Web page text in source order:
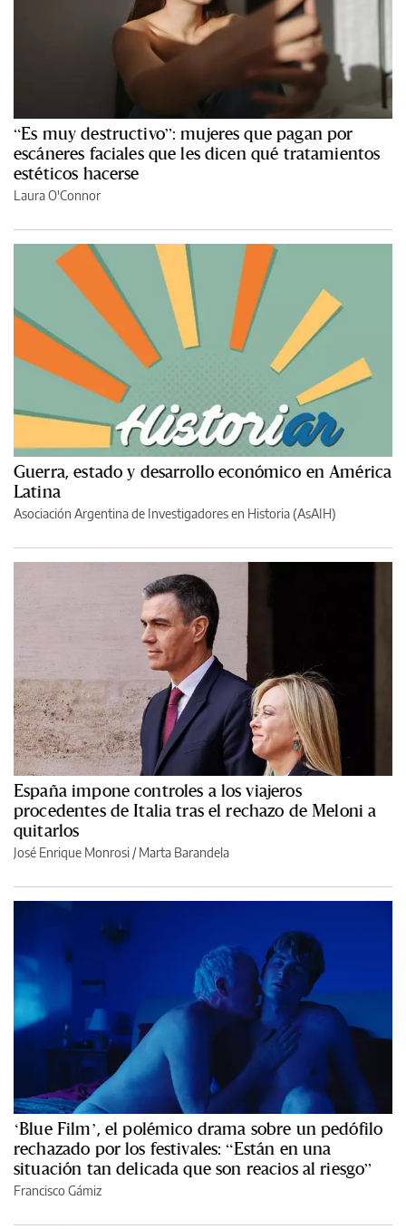
“Es muy destructivo”: mujeres que pagan por
escáneres faciales que les dicen qué tratamientos
estéticos hacerse
Laura O'Connor
Guerra, estado y desarrollo económico en América
Latina
Asociación Argentina de Investigadores en Historia (AsAIH)
España impone controles a los viajeros
procedentes de Italia tras el rechazo de Meloni a
quitarlos
José Enrique Monrosi / Marta Barandela
‘Blue Film’, el polémico drama sobre un pedófilo
rechazado por los festivales: “Están en una
situación tan delicada que son reacios al riesgo”
Francisco Gámiz